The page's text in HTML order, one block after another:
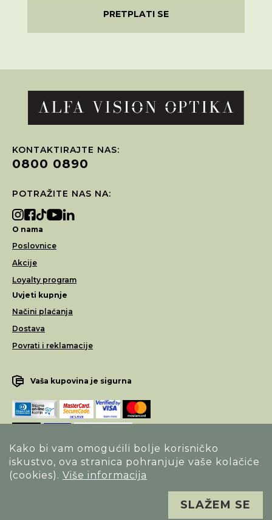
Kako bi vam omogućili bolje korisničko
iskustvo, ova stranica pohranjuje vaše kolačiće
(cookies). Više informacija
SLAŽEM SE
PRETPLATI SE
KONTAKTIRAJTE NAS:
0800 0890
POTRAŽITE NAS NA:
O nama
Poslovnice
Akcije
Loyalty program
Uvjeti kupnje
Načini plaćanja
Dostava
Povrati i reklamacije
Vaša kupovina je sigurna
Opći uvjeti poslovanja
Sva prava pridržana. Alfa Vision optika ©